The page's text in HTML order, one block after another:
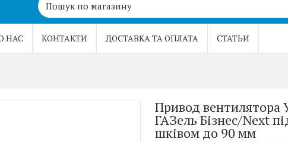
НАС КОНТАКТИ ДОСТАВКА ТА ОПЛАТА СТАТЬИ
Привод
ГАЗель Бізнес/Next
шківом до 90 мм